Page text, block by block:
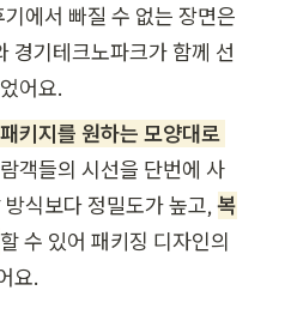
에서 빠질 수 없는 장면은
경기테크노파크가 함께 선
어요.
키지를 원하는 모양대로
객들의 시선을 단번에 사
식보다 정밀도가 높고, 복
할 수 있어 패키징 디자인의
요.